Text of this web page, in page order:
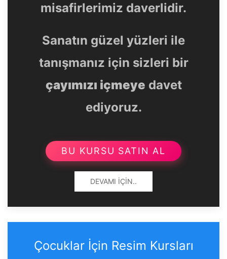
misafirlerimiz daverlidir.
Sanatın güzel yüzleri ile
tanışmanız için sizleri bir
çayımızı içmeye davet
ediyoruz.
BU KURSU SATIN AL
DEVAMI İÇIN..
Çocuklar İçin Resim Kursları